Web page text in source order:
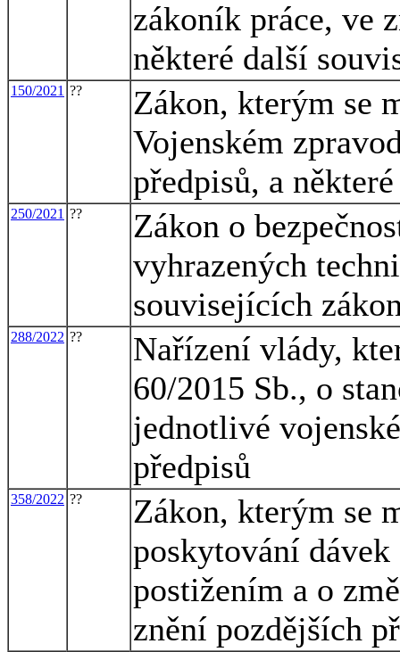
zákoník práce, ve
některé další
150/2021 ??
Zákon, kterým se
Vojenském
předpisů, a
250/2021 ??
Zákon o
vyhrazených
souvisejících
288/2022 ??
Nařízení vlády,
60/2015 Sb., o
jednotlivé
předpisů
358/2022 ??
Zákon, kterým se
poskytování
postižením a o
znění pozdějších